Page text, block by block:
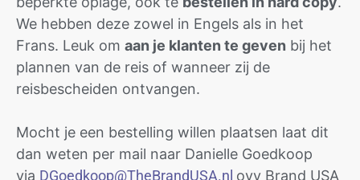
We hebben deze zowel in Engels als in het
Frans. Leuk om aan je klanten te geven bij het
plannen van de reis of wanneer zij de
reisbescheiden ontvangen.
Mocht je een bestelling willen plaatsen laat dit
dan weten per mail naar Danielle Goedkoop
via DGoedkoop@TheBrandUSA.nl ovv Brand USA